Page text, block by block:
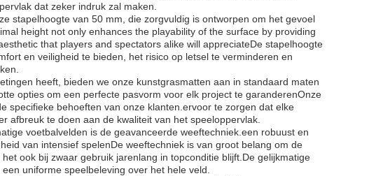
dat zeker indruk zal maken.
stapelhoogte van 50 mm, die zorgvuldig is ontworpen om het gevoel
height not only enhances the playability of the surface by providing
that players and spectators alike will appreciateDe stapelhoogte
en veiligheid te bieden, het risico op letsel te verminderen en
heeft, bieden we onze kunstgrasmatten aan in standaard maten
opties om een perfecte pasvorm voor elk project te garanderenOnze
specifieke behoeften van onze klanten.ervoor te zorgen dat elke
afbreuk te doen aan de kwaliteit van het speeloppervlak.
voetbalvelden is de geavanceerde weeftechniek.een robuust en
van intensief spelenDe weeftechniek is van groot belang om de
ook bij zwaar gebruik jarenlang in topconditie blijft.De gelijkmatige
uniforme speelbeleving over het hele veld.